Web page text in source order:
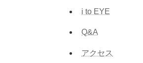
i to EYE
Q&A
アクセス